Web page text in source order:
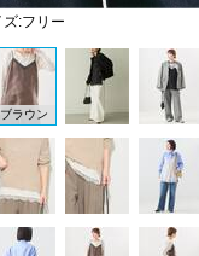
:フリー
ブラウン